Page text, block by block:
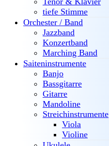
tiefe Stimme
Orchester / Band
Jazzband
Konzertband
Marching Band
Saiteninstrumente
Banjo
Bassgitarre
Gitarre
Mandoline
Streichinstrumente
Viola
Violine